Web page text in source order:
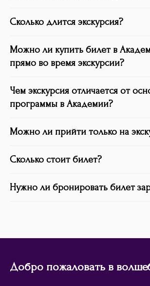
Сколько длится экскурсия?
Можно ли купить билет в
прямо во время экскурсии?
Чем экскурсия отличается от
программы в Академии?
Можно ли прийти только на
Сколько стоит билет?
Нужно ли бронировать билет
Добро пожаловать в